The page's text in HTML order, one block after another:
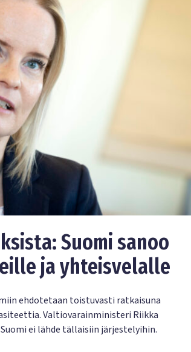
Suomi sanoo
ja yhteisvelalle
ehdotetaan toistuvasti ratkaisuna
Valtiovarainministeri Riikka
ei lähde tällaisiin järjestelyihin.